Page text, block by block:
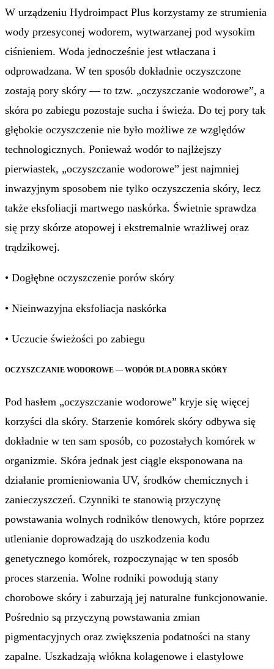
W urządzeniu Hydroimpact Plus korzystamy ze strumienia
wody przesyconej wodorem, wytwarzanej pod wysokim
ciśnieniem. Woda jednocześnie jest wtłaczana i
odprowadzana. W ten sposób dokładnie oczyszczone
zostają pory skóry — to tzw. „oczyszczanie wodorowe”, a
skóra po zabiegu pozostaje sucha i świeża. Do tej pory tak
głębokie oczyszczenie nie było możliwe ze względów
technologicznych. Ponieważ wodór to najlżejszy
pierwiastek, „oczyszczanie wodorowe” jest najmniej
inwazyjnym sposobem nie tylko oczyszczenia skóry, lecz
także eksfoliacji martwego naskórka. Świetnie sprawdza
się przy skórze atopowej i ekstremalnie wrażliwej oraz
trądzikowej.
• Dogłębne oczyszczenie porów skóry
• Nieinwazyjna eksfoliacja naskórka
• Uczucie świeżości po zabiegu
OCZYSZCZANIE WODOROWE — WODÓR DLA DOBRA SKÓRY
Pod hasłem „oczyszczanie wodorowe” kryje się więcej
korzyści dla skóry. Starzenie komórek skóry odbywa się
dokładnie w ten sam sposób, co pozostałych komórek w
organizmie. Skóra jednak jest ciągle eksponowana na
działanie promieniowania UV, środków chemicznych i
zanieczyszczeń. Czynniki te stanowią przyczynę
powstawania wolnych rodników tlenowych, które poprzez
utlenianie doprowadzają do uszkodzenia kodu
genetycznego komórek, rozpoczynając w ten sposób
proces starzenia. Wolne rodniki powodują stany
chorobowe skóry i zaburzają jej naturalne funkcjonowanie.
Pośrednio są przyczyną powstawania zmian
pigmentacyjnych oraz zwiększenia podatności na stany
zapalne. Uszkadzają włókna kolagenowe i elastylowe